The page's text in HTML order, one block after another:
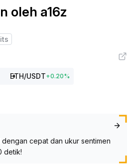
oleh a16z
ETH/USDT+0.20%
cepat dan ukur sentimen
detik!